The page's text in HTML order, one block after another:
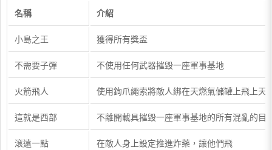
名稱 介紹
小島之王 獲得所有獎盃
不需要子彈 不使用任何武器摧毀一座軍事基地
火箭飛人 使用鉤爪繩索將敵人綁在天燃氣儲罐上飛上天
這就是西部 不離開載具摧毀一座軍事基地的所有混亂的目
滾遠一點 在敵人身上設定推進炸藥，讓他們飛